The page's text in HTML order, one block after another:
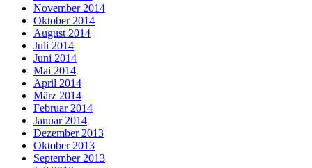
November 2014
Oktober 2014
August 2014
Juli 2014
Juni 2014
Mai 2014
April 2014
März 2014
Februar 2014
Januar 2014
Dezember 2013
Oktober 2013
September 2013